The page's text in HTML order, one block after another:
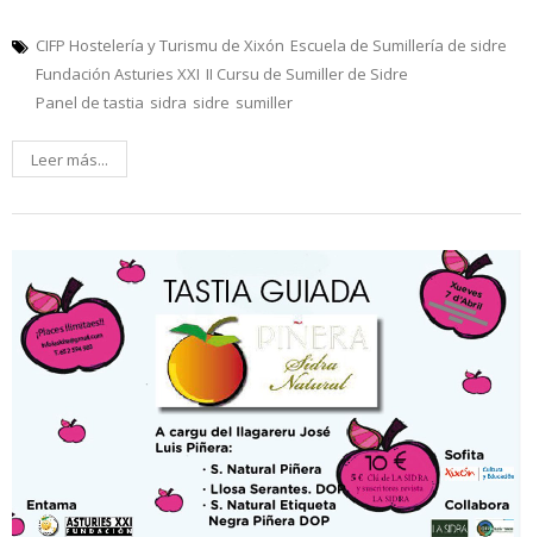
CIFP Hostelería y Turismu de Xixón Escuela de Sumillería de sidre
Fundación Asturies XXI II Cursu de Sumiller de Sidre
Panel de tastia sidra sidre sumiller
Leer más...